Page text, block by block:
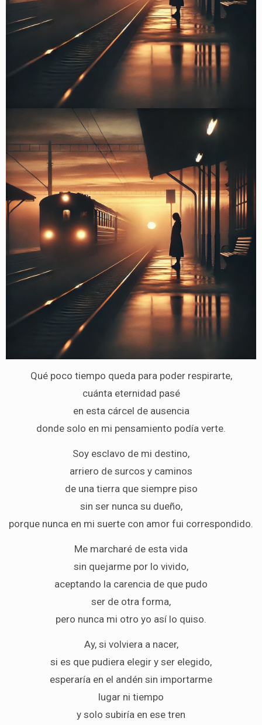
Qué poco tiempo queda para poder respirarte,
cuánta eternidad pasé
en esta cárcel de ausencia
donde solo en mi pensamiento podía verte.
Soy esclavo de mi destino,
arriero de surcos y caminos
de una tierra que siempre piso
sin ser nunca su dueño,
porque nunca en mi suerte con amor fui correspondido.
Me marcharé de esta vida
sin quejarme por lo vivido,
aceptando la carencia de que pudo
ser de otra forma,
pero nunca mi otro yo así lo quiso.
Ay, si volviera a nacer,
si es que pudiera elegir y ser elegido,
esperaría en el andén sin importarme
lugar ni tiempo
y solo subiría en ese tren